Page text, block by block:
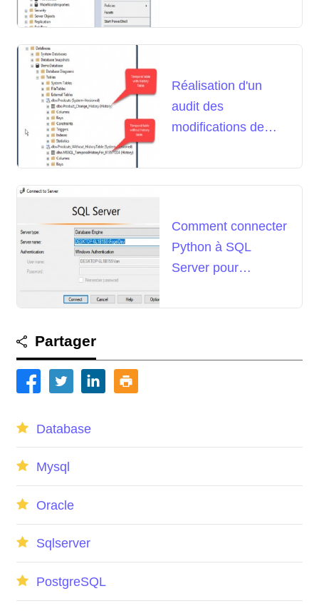
Réalisation d'un
audit des
modifications de
d'une table
temporelle
Comment connecter
Python à SQL
Server pour
processus backend
Partager
Database
Mysql
Oracle
Sqlserver
PostgreSQL